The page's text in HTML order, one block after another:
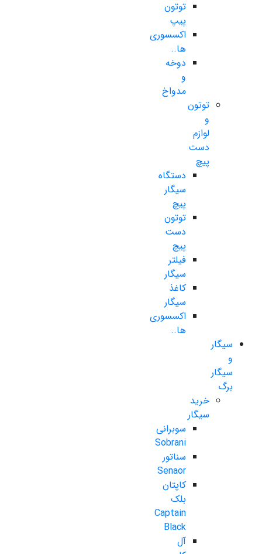
توتون
پیپ
اکسسوری
ها..
دوخه
و
مدواخ
توتون
و
لوازم
دست
پیچ
دستگاه
سیگار
پیچ
توتون
دست
پیچ
فیلتر
سیگار
کاغذ
سیگار
اکسسوری
ها..
سیگار
و
سیگار
برگ
خرید
سیگار
سوبرانی
Sobrani
سناتور
Senaor
کاپتان
بلک
Captain
Black
آل